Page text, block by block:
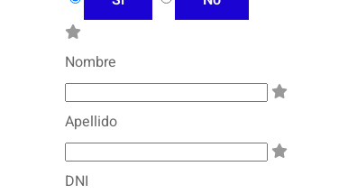
Nombre
Apellido
DNI